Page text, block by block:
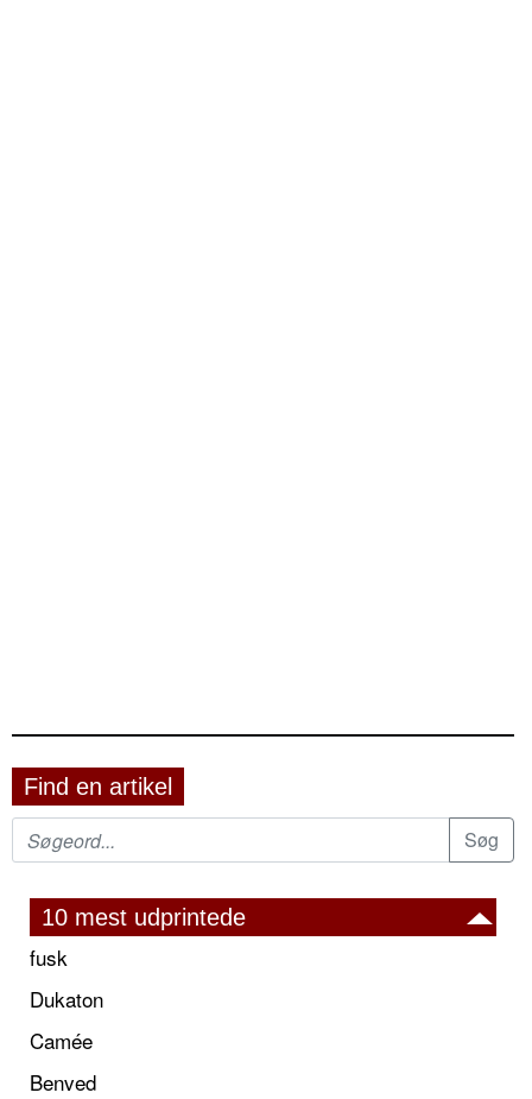
Find en artikel
10 mest udprintede
fusk
Dukaton
Camée
Benved